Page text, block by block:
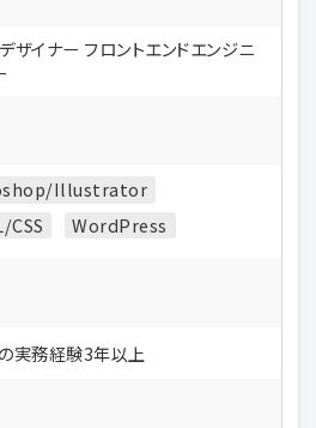
ザイナー フロントエンドエンジニ
Illustrator
CSS WordPress
実務経験3年以上